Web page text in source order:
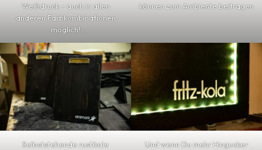
Weißdruck – auch in allen
anderen Farbkombinationen
möglich!
können zum Ambiente beitragen
Selbststehende rustikale
Und wenn Du mehr Hingucker